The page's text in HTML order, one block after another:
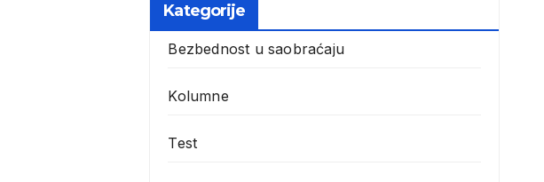
Kategorije
Bezbednost u saobraćaju
Kolumne
Test